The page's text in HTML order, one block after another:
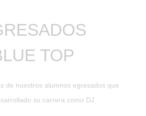
TOP
de nuestros alumnos egresados que
su carrera como DJ